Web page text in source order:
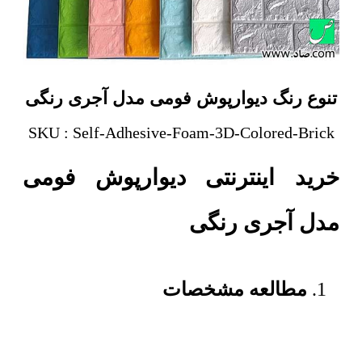
تنوع رنگ دیوارپوش فومی مدل آجری رنگی
SKU : Self-Adhesive-Foam-3D-Colored-Brick
خرید اینترنتی دیوارپوش فومی
مدل آجری رنگی
مطالعه مشخصات